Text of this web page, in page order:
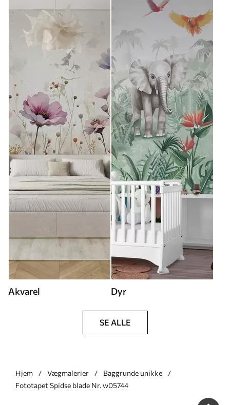
Akvarel Dyr
SE ALLE
Hjem Vægmalerier
Baggrunde unikke
Fototapet Spidse blade Nr. w05744